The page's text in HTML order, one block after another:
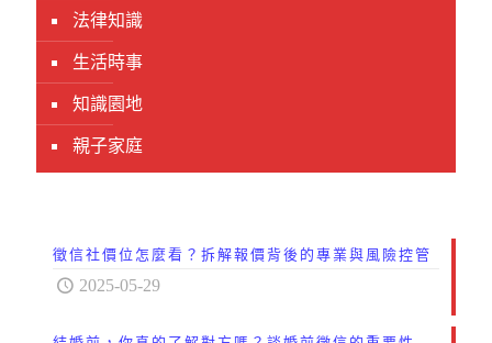
法律知識
生活時事
知識園地
親子家庭
徵信社價位怎麼看？拆解報價背後的專業與風險控管
2025-05-29